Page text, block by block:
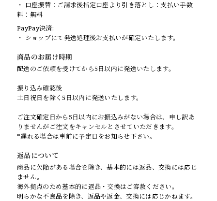
・ 口座振替：ご請求後指定口座より引き落とし：支払い手数
料：無料
PayPay決済:
・ ショップにて発送処理後お支払いが確定いたします。
商品のお届け時期
配送のご依頼を受けてから5日以内に発送いたします。
振り込み確認後
土日祝日を除く5日以内に発送いたします。
ご注文確定日から5日以内にお振込みがない場合は、申し訳あ
りませんがご注文をキャンセルとさせていただきます。
*遅れる場合は事前に予定日をお知らせ下さい。
返品について
商品に欠陥がある場合を除き、基本的には返品、交換には応じ
ません。
海外拠点のため基本的に返品・交換はご容赦ください。
明らかな不良品を除き、返品や返金、交換には応じかねます。